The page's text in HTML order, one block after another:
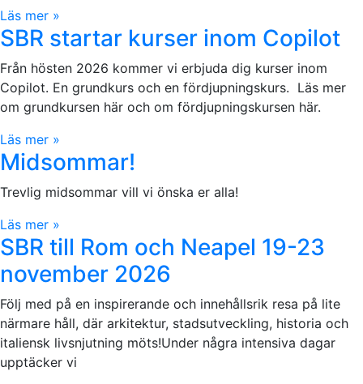
Läs mer »
SBR startar kurser inom Copilot
Från hösten 2026 kommer vi erbjuda dig kurser inom
Copilot. En grundkurs och en fördjupningskurs. Läs mer
om grundkursen här och om fördjupningskursen här.
Läs mer »
Midsommar!
Trevlig midsommar vill vi önska er alla!
Läs mer »
SBR till Rom och Neapel 19-23
november 2026
Följ med på en inspirerande och innehållsrik resa på lite
närmare håll, där arkitektur, stadsutveckling, historia och
italiensk livsnjutning möts!Under några intensiva dagar
upptäcker vi